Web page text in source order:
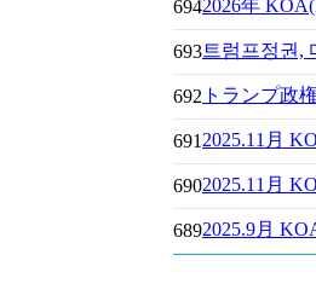
6942026年
693트럼프정권,
692 トランプ政
6912025.11月
6902025.11月
6892025.9月